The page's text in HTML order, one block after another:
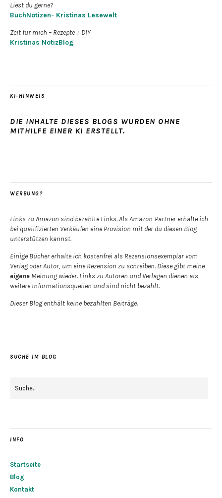
Liest du gerne?
BuchNotizen- Kristinas Lesewelt
Zeit für mich – Rezepte + DIY
Kristinas NotizBlog
KI-HINWEIS
DIE INHALTE DIESES BLOGS WURDEN OHNE
MITHILFE EINER KI ERSTELLT.
WERBUNG?
Links zu Amazon sind bezahlte Links. Als Amazon-Partner erhalte ich
bei qualifizierten Verkäufen eine Provision mit der du diesen Blog
unterstützen kannst.
Einige Bücher erhalte ich kostenfrei als Rezensionsexemplar vom
Verlag oder Autor, um eine Rezension zu schreiben. Diese gibt meine
eigene Meinung wieder. Links zu Autoren und Verlagen dienen als
weitere Informationsquellen und sind nicht bezahlt.
Dieser Blog enthält keine bezahlten Beiträge.
SUCHE IM BLOG
INFO
Startseite
Blog
Kontakt